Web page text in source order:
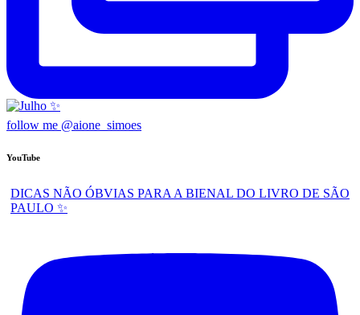
follow me @aione_simoes
YouTube
DICAS NÃO ÓBVIAS PARA A BIENAL DO LIVRO DE SÃO
PAULO ✨